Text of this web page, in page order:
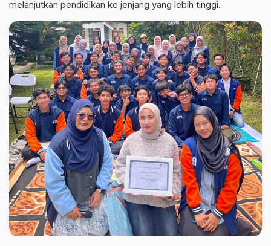
melanjutkan pendidikan ke jenjang yang lebih tinggi.